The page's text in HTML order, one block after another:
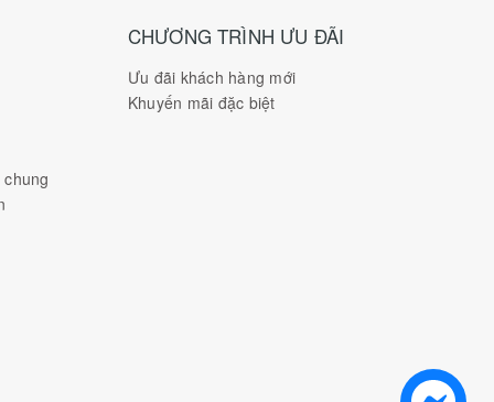
CHƯƠNG TRÌNH ƯU ĐÃI
Ưu đãi khách hàng mới
Khuyến mãi đặc biệt